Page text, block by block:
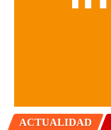
ACTUALIDAD